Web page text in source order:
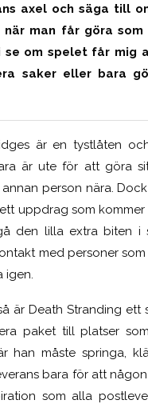
axel och säga till
man får göra som
se om spelet får mig
saker eller bara
är en tystlåten
är ute för att göra
person nära.
uppdrag som
den lilla extra biten i
med personer
igen.
är Death Stranding ett
paket till platser
han måste springa,
bara för att
som alla